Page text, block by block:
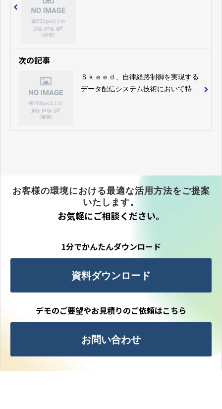
次の記事
Ｓｋｅｅｄ、自律経路制御を実現する
データ配信システム技術において特許
お客様の環境における最適な活用方法をご提案
いたします。
お気軽にご相談ください。
資料ダウンロード
1分でかんたんダウンロード
お問い合わせ
デモのご要望やお見積りのご依頼はこちら